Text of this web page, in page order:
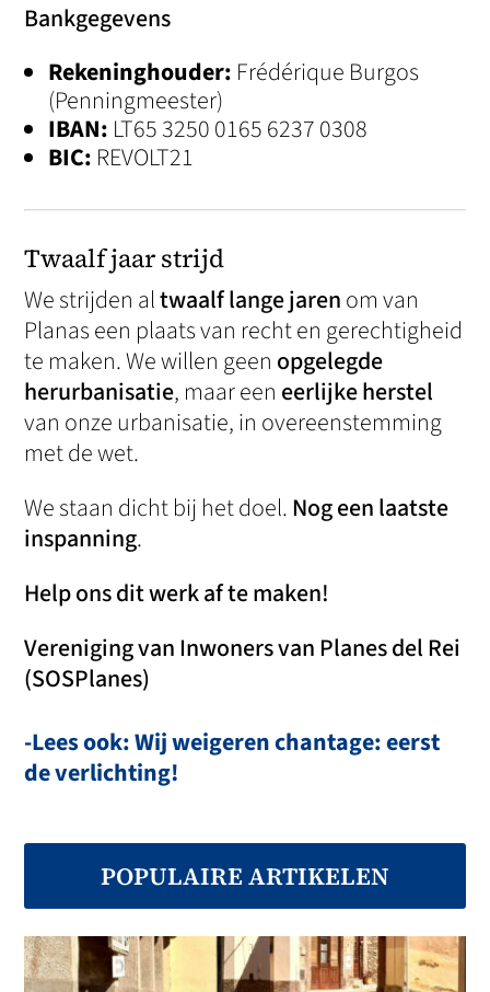
Bankgegevens
Rekeninghouder: Frédérique Burgos
(Penningmeester)
IBAN: LT65 3250 0165 6237 0308
BIC: REVOLT21
Twaalf jaar strijd
We strijden altwaalf lange jarenom van
Planas een plaats van recht en gerechtigheid
te maken. We willen geen opgelegde
herurbanisatie, maar een eerlijke herstel
van onze urbanisatie, in overeenstemming
met de wet.
We staan dicht bij het doel.Nog een laatste
inspanning.
Help ons dit werk af te maken!
Vereniging van Inwoners van Planes del Rei
(SOSPlanes)
-Lees ook: Wij weigeren chantage: eerst
de verlichting!
POPULAIRE ARTIKELEN